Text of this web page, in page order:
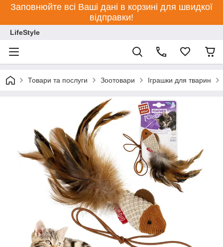
Заповнюйте всі Ваші дані в корзині для швидкої
відправки!
LifeStyle
Товари та послуги Зоотовари Іграшки для тварин